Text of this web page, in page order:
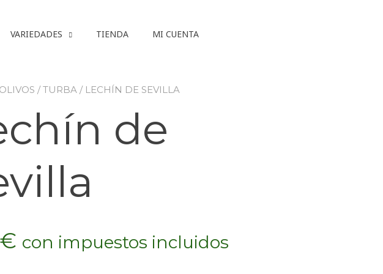
VARIEDADES TIENDA MI CUENTA
OLIVOS /TURBA / LECHÍN DE SEVILLA
de
€ con impuestos incluidos